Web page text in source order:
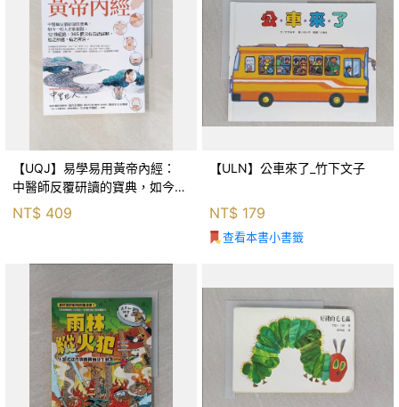
【UQJ】易學易用黃帝內經：
中醫師反覆研讀的寶典，如今一
般人也能實踐。12條經絡、365
個穴位白話詳解，經之所過，病
NT$ 409
【ULN】公車來了_竹下文子
NT$ 179
查看本書小書籤